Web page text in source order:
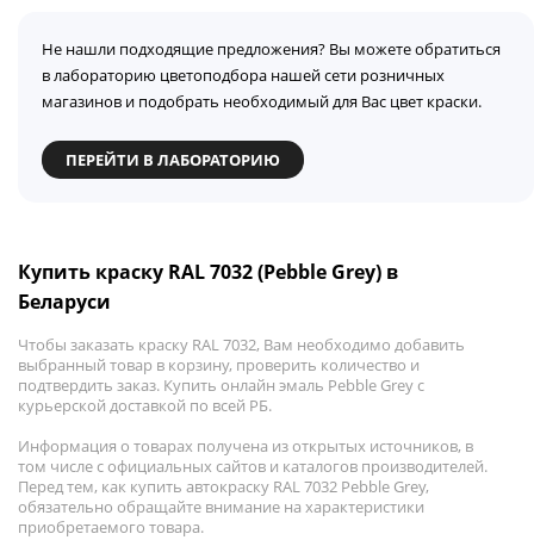
Не нашли подходящие предложения? Вы можете обратиться
в лабораторию цветоподбора нашей сети розничных
магазинов и подобрать необходимый для Вас цвет краски.
ПЕРЕЙТИ В ЛАБОРАТОРИЮ
Купить краску RAL 7032 (Pebble Grey) в
Беларуси
Чтобы заказать краску RAL 7032, Вам необходимо добавить
выбранный товар в корзину, проверить количество и
подтвердить заказ. Купить онлайн эмаль Pebble Grey с
курьерской доставкой по всей РБ.
Информация о товарах получена из открытых источников, в
том числе с официальных сайтов и каталогов производителей.
Перед тем, как купить автокраску RAL 7032 Pebble Grey,
обязательно обращайте внимание на характеристики
приобретаемого товара.